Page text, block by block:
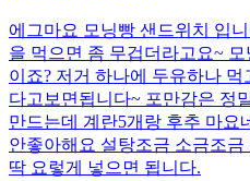
에그마요 모닝빵 샌드위치 입
을 먹으면 좀 무겁더라고요~
이죠? 저거 하나에 두유하나
다고보면됩니다~ 포만감은 정
만드는데 계란5개랑 후추 마요
안좋아해요 설탕조금 소금조
딱 요렇게 넣으면 됩니다.